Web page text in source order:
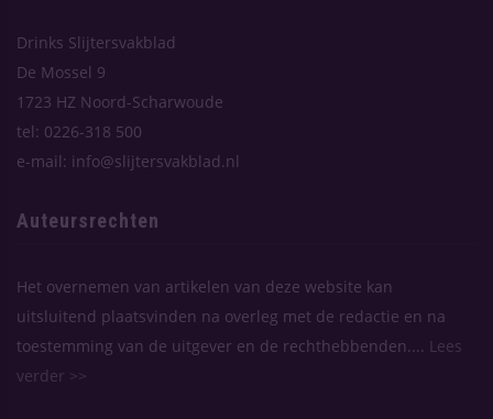
Drinks Slijtersvakblad
De Mossel 9
1723 HZ Noord-Scharwoude
tel: 0226-318 500
e-mail: info@slijtersvakblad.nl
Auteursrechten
Het overnemen van artikelen van deze website kan
uitsluitend plaatsvinden na overleg met de redactie en na
toestemming van de uitgever en de rechthebbenden....
Lees
verder >>